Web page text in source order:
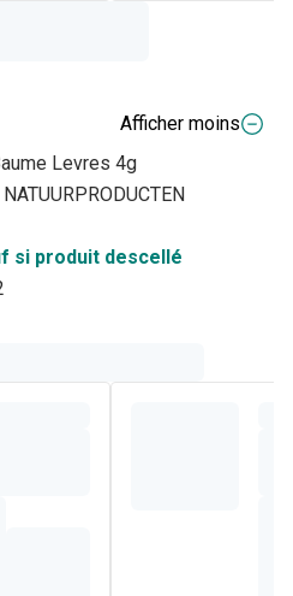
Afficher moins
Levres 4g
si produit descellé